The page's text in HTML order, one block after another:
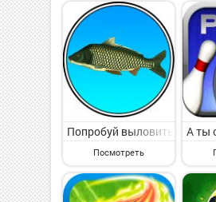
Попробуй выловить
Посмотреть
А ты